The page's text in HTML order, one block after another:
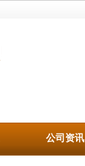
公司资讯